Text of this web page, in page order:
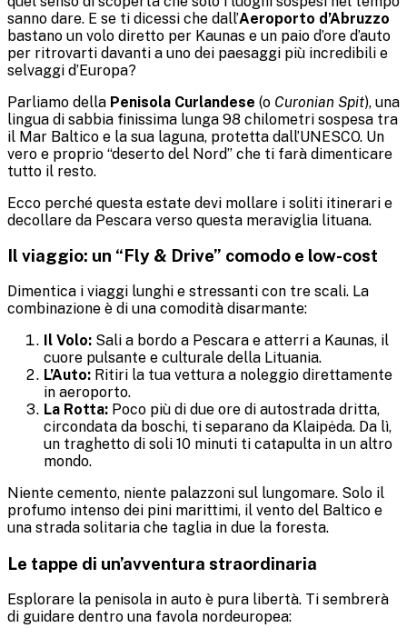
sanno dare. E se ti dicessi che dall’Aeroporto d’Abruzzo
bastano un volo diretto per Kaunas e un paio d’ore d’auto
per ritrovarti davanti a uno dei paesaggi più incredibili e
selvaggi d’Europa?
Parliamo della Penisola Curlandese (o Curonian Spit), una
lingua di sabbia finissima lunga 98 chilometri sospesa tra
il Mar Baltico e la sua laguna, protetta dall’UNESCO. Un
vero e proprio “deserto del Nord” che ti farà dimenticare
tutto il resto.
Ecco perché questa estate devi mollare i soliti itinerari e
decollare da Pescara verso questa meraviglia lituana.
Il viaggio: un “Fly & Drive” comodo e low-cost
Dimentica i viaggi lunghi e stressanti con tre scali. La
combinazione è di una comodità disarmante:
Il Volo: Sali a bordo a Pescara e atterri a Kaunas, il
cuore pulsante e culturale della Lituania.
L’Auto: Ritiri la tua vettura a noleggio direttamente
in aeroporto.
La Rotta: Poco più di due ore di autostrada dritta,
circondata da boschi, ti separano da Klaipėda. Da lì,
un traghetto di soli 10 minuti ti catapulta in un altro
mondo.
Niente cemento, niente palazzoni sul lungomare. Solo il
profumo intenso dei pini marittimi, il vento del Baltico e
una strada solitaria che taglia in due la foresta.
Le tappe di un’avventura straordinaria
Esplorare la penisola in auto è pura libertà. Ti sembrerà
di guidare dentro una favola nordeuropea: